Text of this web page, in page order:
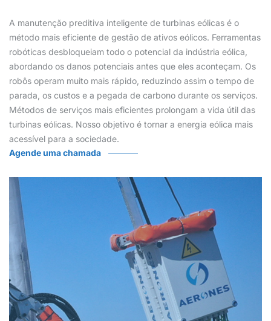
A manutenção preditiva inteligente de turbinas eólicas é o
método mais eficiente de gestão de ativos eólicos. Ferramentas
robóticas desbloqueiam todo o potencial da indústria eólica,
abordando os danos potenciais antes que eles aconteçam. Os
robôs operam muito mais rápido, reduzindo assim o tempo de
parada, os custos e a pegada de carbono durante os serviços.
Métodos de serviços mais eficientes prolongam a vida útil das
turbinas eólicas. Nosso objetivo é tornar a energia eólica mais
acessível para a sociedade.
Agende uma chamada